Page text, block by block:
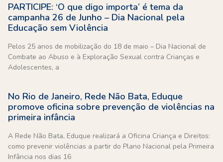
PARTICIPE: ‘O que digo importa’ é tema da
campanha 26 de Junho – Dia Nacional pela
Educação sem Violência
Pelos 25 anos de mobilização do 18 de maio – Dia Nacional de
Combate ao Abuso e à Exploração Sexual contra Crianças e
Adolescentes, a
No Rio de Janeiro, Rede Não Bata, Eduque
promove oficina sobre prevenção de violências na
primeira infância
A Rede Não Bata, Eduque realizará a Oficina Criança e Direitos:
como prevenir violências a partir do Plano Nacional pela Primeira
Infância nos dias 16